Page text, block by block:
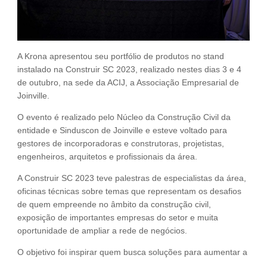
A Krona apresentou seu portfólio de produtos no stand
instalado na Construir SC 2023, realizado nestes dias 3 e 4
de outubro, na sede da ACIJ, a Associação Empresarial de
Joinville.
O evento é realizado pelo Núcleo da Construção Civil da
entidade e Sinduscon de Joinville e esteve voltado para
gestores de incorporadoras e construtoras, projetistas,
engenheiros, arquitetos e profissionais da área.
A Construir SC 2023 teve palestras de especialistas da área,
oficinas técnicas sobre temas que representam os desafios
de quem empreende no âmbito da construção civil,
exposição de importantes empresas do setor e muita
oportunidade de ampliar a rede de negócios.
O objetivo foi inspirar quem busca soluções para aumentar a